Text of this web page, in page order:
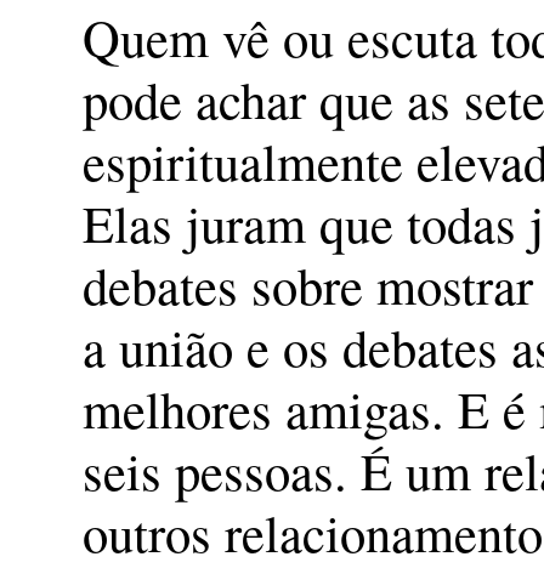
Quem vê ou escuta
pode achar que as
espiritualmente
Elas juram que todas
debates sobre
a união e os debates
melhores amigas. E
seis pessoas. É um
outros